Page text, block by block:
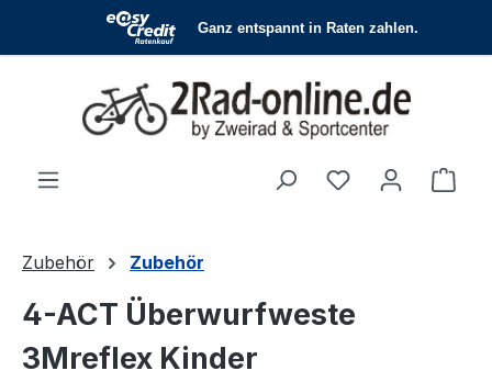
Zum Hauptinhalt springen
Du hast 0
Zubehör Zubehör
4-ACT Überwurfweste
3Mreflex Kinder